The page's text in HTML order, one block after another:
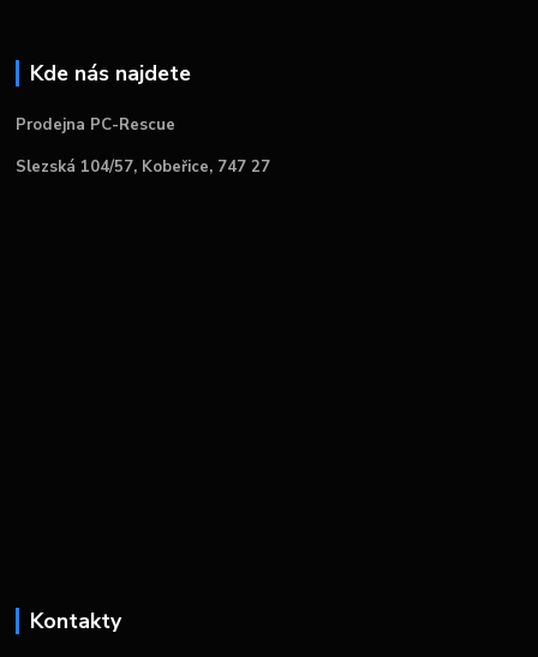
Kde nás najdete
Prodejna PC-Rescue
Slezská 104/57, Kobeřice, 747 27
Kontakty